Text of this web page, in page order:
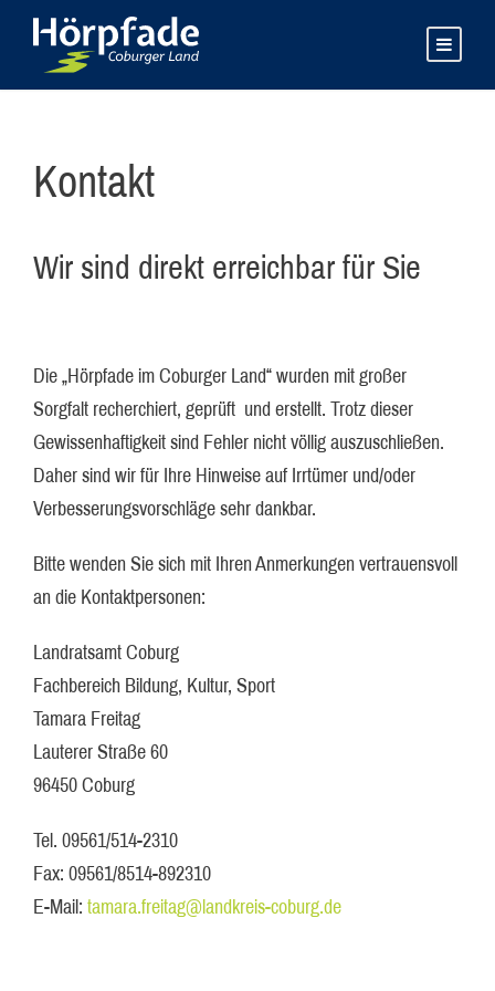
Kontakt
Wir sind direkt erreichbar für Sie
Die „Hörpfade im Coburger Land“ wurden mit großer
Sorgfalt recherchiert, geprüft und erstellt. Trotz dieser
Gewissenhaftigkeit sind Fehler nicht völlig auszuschließen.
Daher sind wir für Ihre Hinweise auf Irrtümer und/oder
Verbesserungsvorschläge sehr dankbar.
Bitte wenden Sie sich mit Ihren Anmerkungen vertrauensvoll
an die Kontaktpersonen:
Landratsamt Coburg
Fachbereich Bildung, Kultur, Sport
Tamara Freitag
Lauterer Straße 60
96450 Coburg
Tel. 09561/514-2310
Fax: 09561/8514-892310
E-Mail: tamara.freitag@landkreis-coburg.de